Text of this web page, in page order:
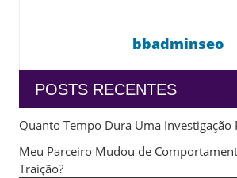
bbadminseo
POSTS RECENTES
Quanto Tempo Dura Uma Investigação
Meu Parceiro Mudou de
Traição?